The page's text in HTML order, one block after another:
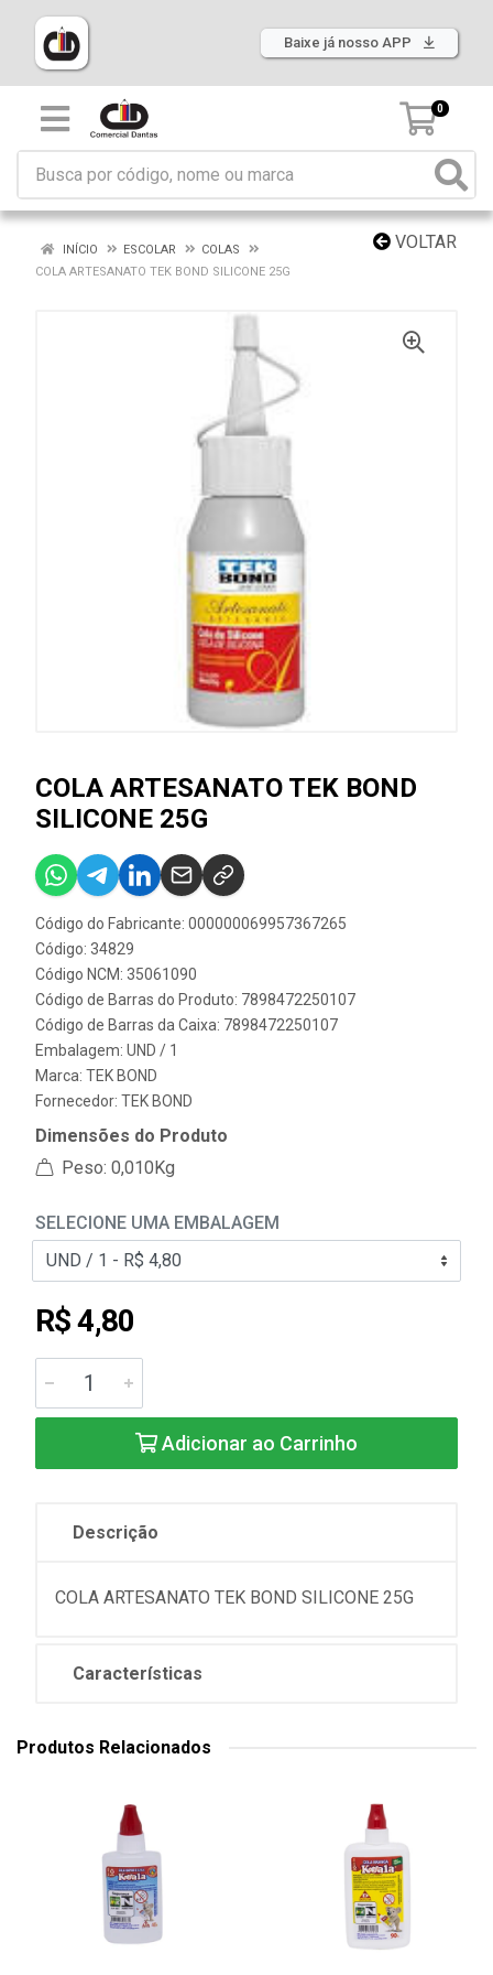
Baixe já nosso APP
0
VOLTAR
INÍCIO ESCOLAR
COLAS
COLA ARTESANATO TEK BOND SILICONE 25G
COLA ARTESANATO TEK BOND
SILICONE 25G
Código do Fabricante: 000000069957367265
Código: 34829
Código NCM: 35061090
Código de Barras do Produto: 7898472250107
Código de Barras da Caixa: 7898472250107
Embalagem: UND / 1
Marca: TEK BOND
Fornecedor: TEK BOND
Dimensões do Produto
Peso: 0,010Kg
SELECIONE UMA EMBALAGEM
R$ 4,80
Adicionar ao Carrinho
Descrição
COLA ARTESANATO TEK BOND SILICONE 25G
Características
Produtos Relacionados